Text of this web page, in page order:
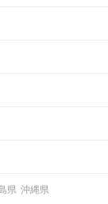
県 沖縄県